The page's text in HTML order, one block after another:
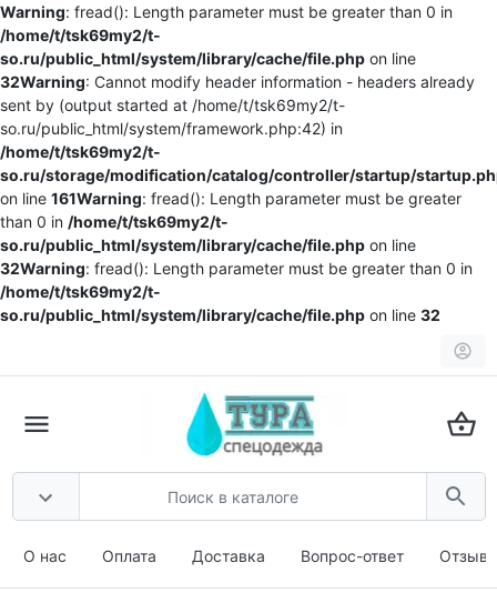
Warning: fread(): Length parameter must be greater than 0 in
/home/t/tsk69my2/t-
so.ru/public_html/system/library/cache/file.php on line
32Warning: Cannot modify header information - headers already
sent by (output started at /home/t/tsk69my2/t-
so.ru/public_html/system/framework.php:42) in
/home/t/tsk69my2/t-
so.ru/storage/modification/catalog/controller/startup/
on line 161Warning: fread(): Length parameter must be greater
than 0 in /home/t/tsk69my2/t-
so.ru/public_html/system/library/cache/file.php on line
32Warning: fread(): Length parameter must be greater than 0 in
/home/t/tsk69my2/t-
so.ru/public_html/system/library/cache/file.php on line 32
О нас Оплата Доставка Вопрос-ответ